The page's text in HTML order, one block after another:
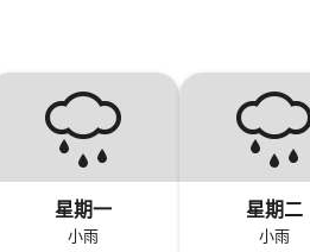
星期一
小雨
星期二
小雨